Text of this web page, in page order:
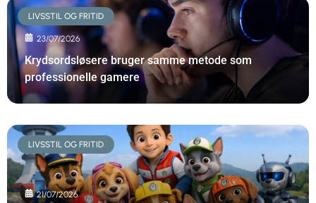
LIVSSTIL OG FRITID
23/07/2026
Krydsordsløsere bruger samme metode som
professionelle gamere
LIVSSTIL OG FRITID
21/07/2026